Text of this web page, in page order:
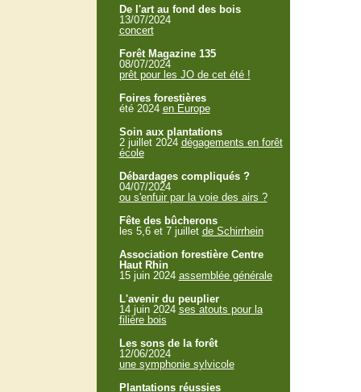
De l'art au fond des bois
13/07/2024
concert
Forêt Magazine 135
08/07/2024
prêt pour les JO de cet été !
Foires forestières
été 2024 en Europe
Soin aux plantations
2 juillet 2024 dégagements en forêt
école
Débardages compliqués ?
04/07/2024
ou s'enfuir par la voie des airs ?
Fête des bûcherons
les 5,6 et 7 juillet de Schirrhein
Association forestière Centre
Haut Rhin
15 juin 2024 assemblée générale
L'avenir du peuplier
14 juin 2024 ses atouts pour la
filière bois
Les sons de la forêt
12/06/2024
une symphonie sylvicole
Plantations réussies